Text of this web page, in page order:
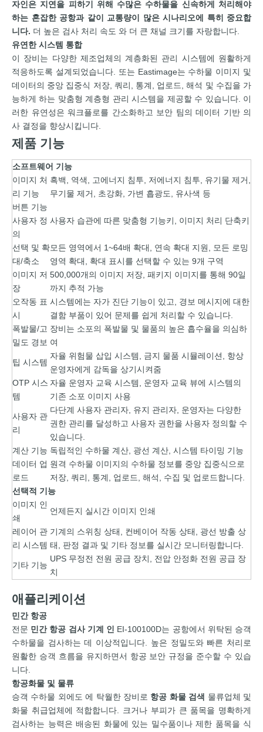
자인은 지연을 피하기 위해 수많은 수하물을 신속하게 처리해야
하는 혼잡한 공항과 같이 교통량이 많은 시나리오에 특히 중요합
니다. 더 높은 검사 처리 속도 와 더 큰 채널 크기를 자랑합니다.
유연한 시스템 통합
이 장비는 다양한 제조업체의 계층화된 관리 시스템에 원활하게
적응하도록 설계되었습니다. 또는 Eastimage는 수하물 이미지 및
데이터의 중앙 집중식 저장, 쿼리, 통계, 업로드, 해석 및 수집을 가
능하게 하는 맞춤형 계층형 관리 시스템을 제공할 수 있습니다. 이
러한 유연성은 워크플로를 간소화하고 보안 팀의 데이터 기반 의
사 결정을 향상시킵니다.
제품 기능
소프트웨어 기능
이미지 처
리 기능
흑백, 역색, 고에너지 침투, 저에너지 침투, 유기물 제거,
무기물 제거, 초강화, 가변 흡광도, 유사색 등
버튼 기능
사용자 정
의
사용자 습관에 따른 맞춤형 기능키, 이미지 처리 단축키
선택 및 확
대/축소
모든 영역에서 1~64배 확대, 연속 확대 지원, 모든 로밍
영역 확대, 확대 표시를 선택할 수 있는 9개 구역
이미지 저
장
500,000개의 이미지 저장, 패키지 이미지를 통해 90일
까지 추적 가능
오작동 표
시
시스템에는 자가 진단 기능이 있고, 경보 메시지에 대한
결함 부품이 있어 문제를 쉽게 처리할 수 있습니다.
폭발물/고
밀도 경보
장비는 소포의 폭발물 및 물품의 높은 흡수율을 의심하
여
팁 시스템
자율 위험물 삽입 시스템, 금지 물품 시뮬레이션, 항상
운영자에게 감독을 상기시켜줌
OTP 시스
템
자율 운영자 교육 시스템, 운영자 교육 뷰에 시스템의
기존 소포 이미지 사용
사용자 관
리
다단계 사용자 관리자, 유지 관리자, 운영자는 다양한
권한 관리를 달성하고 사용자 권한을 사용자 정의할 수
있습니다.
계산 기능 독립적인 수하물 계산, 광선 계산, 시스템 타이밍 기능
데이터 업
로드
원격 수하물 이미지의 수하물 정보를 중앙 집중식으로
저장, 쿼리, 통계, 업로드, 해석, 수집 및 업로드합니다.
선택적 기능
이미지 인
쇄
언제든지 실시간 이미지 인쇄
레이어 관
리 시스템
기계의 스위칭 상태, 컨베이어 작동 상태, 광선 방출 상
태, 판정 결과 및 기타 정보를 실시간 모니터링합니다.
기타 기능
UPS 무정전 전원 공급 장치, 전압 안정화 전원 공급 장
치
애플리케이션
민간 항공
전문 민간 항공 검사 기계 인 EI-100100D는 공항에서 위탁된 승객
수하물을 검사하는 데 이상적입니다. 높은 정밀도와 빠른 처리로
원활한 승객 흐름을 유지하면서 항공 보안 규정을 준수할 수 있습
니다.
항공화물 및 물류
승객 수하물 외에도 에 탁월한 장비로 항공 화물 검색 물류업체 및
화물 취급업체에 적합합니다. 크거나 부피가 큰 품목을 명확하게
검사하는 능력은 배송된 화물에 있는 밀수품이나 제한 품목을 식